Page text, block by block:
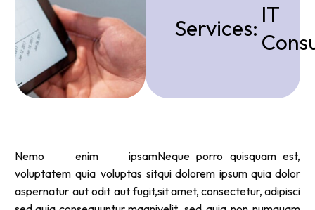
Services:
IT
Nemo enim ipsam
voluptatem quia voluptas sit
aspernatur aut odit aut fugit,
Neque porro quisquam est,
qui dolorem ipsum quia dolor
sit amet, consectetur, adipisci